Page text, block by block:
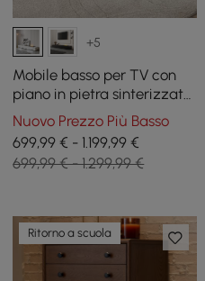
+5
Mobile basso per TV con
piano in pietra sinterizzata,
caminetto elettrico,
umidificazione e 2 cassetti,
220 cm
Nuovo Prezzo Più Basso
699,99 € - 1.199,99 €
699,99 € - 1.299,99 €
Ritorno a scuola